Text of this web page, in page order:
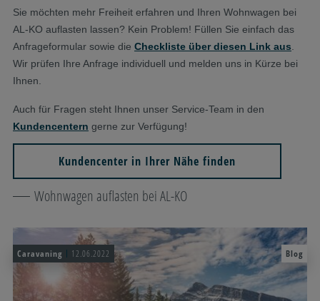
Sie möchten mehr Freiheit erfahren und Ihren Wohnwagen bei
AL-KO auflasten lassen? Kein Problem! Füllen Sie einfach das
Anfrageformular sowie die Checkliste über diesen Link aus
Wir prüfen Ihre Anfrage individuell und melden uns in Kürze bei
Ihnen.
Auch für Fragen steht Ihnen unser Service-Team in den
Kundencentern gerne zur Verfügung!
Kundencenter in Ihrer Nähe finden
Wohnwagen auflasten bei AL-KO
Caravaning 12.06.2022 Blog